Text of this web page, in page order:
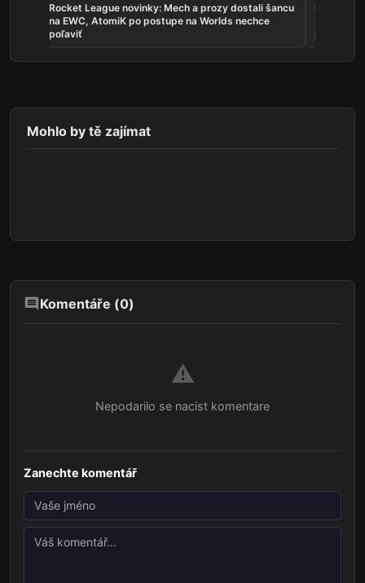
Rocket League novinky: Mech a prozy dostali šancu
na EWC, AtomiK po postupe na Worlds nechce
poľaviť
Najnovšie
zahrá o
predstavil
Mohlo by tě zajímat
Komentáře (0)
⚠️
Nepodarilo se nacist komentare
Zanechte komentář